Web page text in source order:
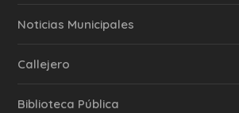
‎Noticias Municipales
Callejero
Biblioteca Pública